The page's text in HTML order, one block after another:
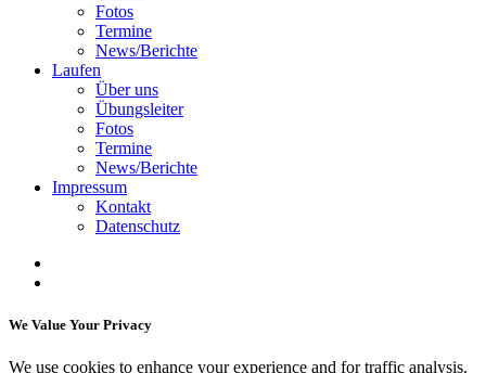
Fotos
Termine
News/Berichte
Laufen
Über uns
Übungsleiter
Fotos
Termine
News/Berichte
Impressum
Kontakt
Datenschutz
We Value Your Privacy
We use cookies to enhance your experience and for traffic analysis.